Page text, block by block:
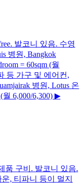
발코니 있음. 수영
병원, Bangkok
= 60sqm (월
등 가구 및 에어컨,
병원, Lotus 온
월 6,000/6,300) ▶
품 구비. 발코니 있음.
운, 티파니 등이 멀지